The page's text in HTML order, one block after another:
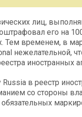
лиц,
его на
Тем временем, в
нежелательной,
иностранных
в реестр
со стороны